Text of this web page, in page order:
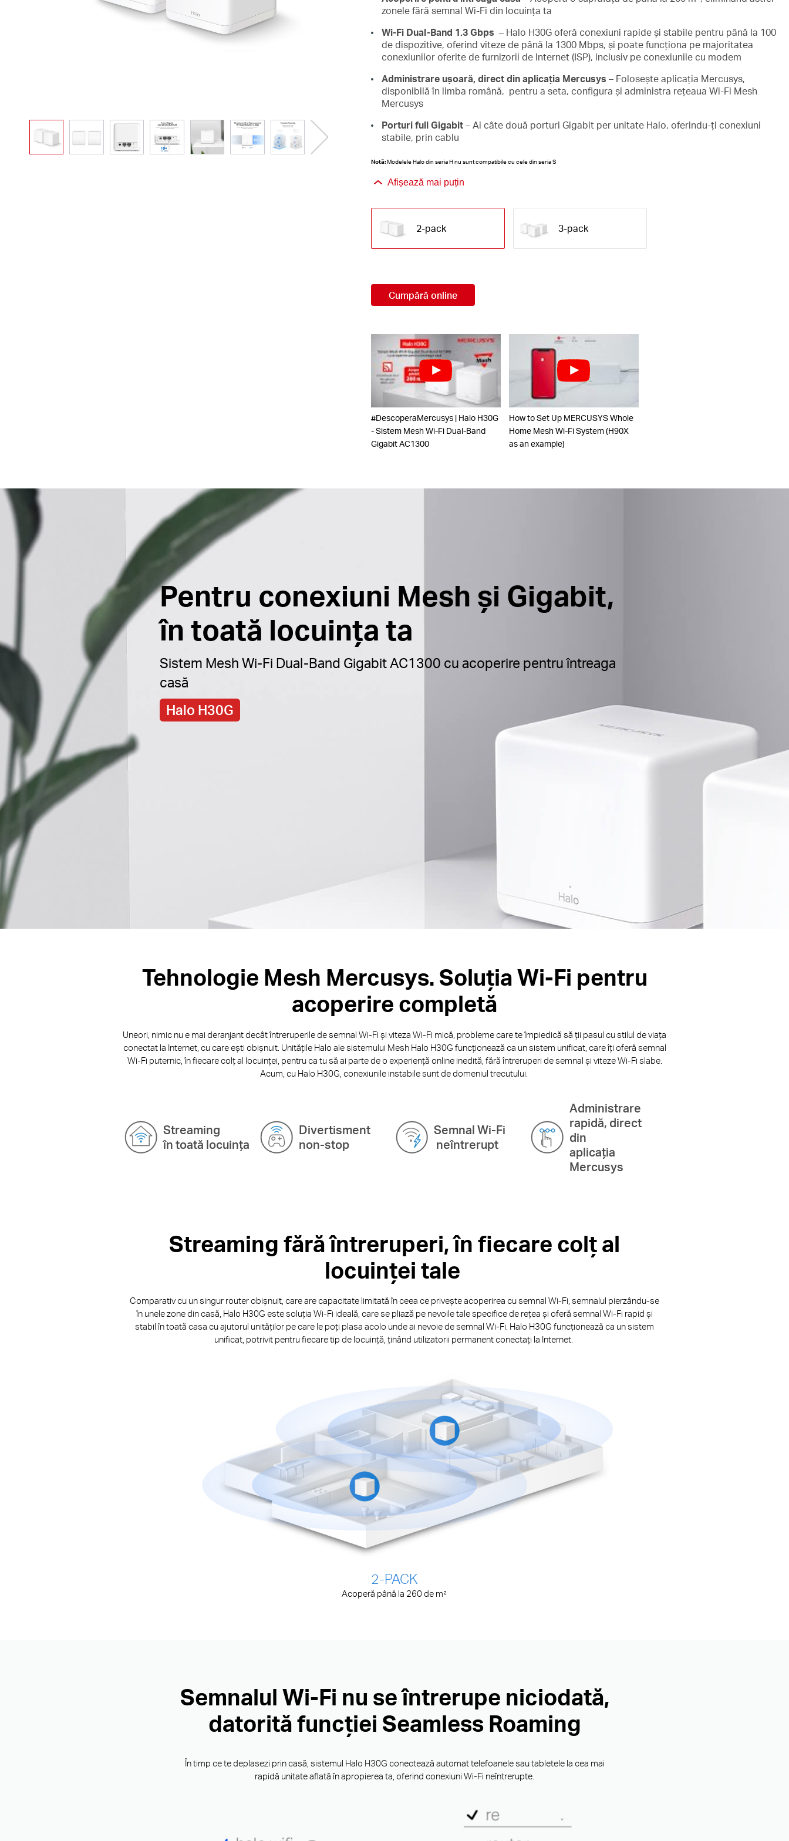
zonele fără semnal Wi-Fi din locuința ta
Wi-Fi Dual-Band 1.3 Gbps – Halo H30G oferă conexiuni rapide și stabile pentru până la 100
de dispozitive, oferind viteze de până la 1300 Mbps, și poate funcționa pe majoritatea
conexiunilor oferite de furnizorii de Internet (ISP), inclusiv pe conexiunile cu modem
Administrare ușoară, direct din aplicația Mercusys – Folosește aplicația Mercusys,
disponibilă în limba română, pentru a seta, configura și administra rețeaua Wi-Fi Mesh
Mercusys
Porturi full Gigabit– Ai câte două porturi Gigabit per unitate Halo, oferindu-ți conexiuni
stabile, prin cablu
Notă:Modelele Halo din seria H nu sunt compatibile cu cele din seria S
Afișează mai puțin
2-pack 3-pack
Cumpără online
#DescoperaMercusys | Halo H30G
- Sistem Mesh Wi-Fi Dual-Band
Gigabit AC1300
How to Set Up MERCUSYS Whole
Home Mesh Wi-Fi System (H90X
as an example)
Pentru conexiuni Mesh și Gigabit,
în toată locuința ta
Sistem Mesh Wi-Fi Dual-Band Gigabit AC1300 cu acoperire pentru întreaga
casă
Halo H30G
Tehnologie Mesh Mercusys. Soluția Wi-Fi pentru
acoperire completă
Uneori, nimic nu e mai deranjant decât întreruperile de semnal Wi-Fi și viteza Wi-Fi mică, probleme care te împiedică să ții pasul cu stilul de viața
conectat la Internet, cu care ești obișnuit. Unitățile Halo ale sistemului Mesh Halo H30G funcționează ca un sistem unificat, care îți oferă semnal
Wi-Fi puternic, în fiecare colț al locuinței, pentru ca tu să ai parte de o experiență online inedită, fără întreruperi de semnal și viteze Wi-Fi slabe.
Acum, cu Halo H30G, conexiunile instabile sunt de domeniul trecutului.
Streaming
în toată locuința
Divertisment
non-stop
Semnal Wi-Fi
neîntrerupt
Administrare
rapidă, direct
din
aplicația
Mercusys
Streaming fără întreruperi, în fiecare colț al
locuinței tale
Comparativ cu un singur router obișnuit, care are capacitate limitată în ceea ce privește acoperirea cu semnal Wi-Fi, semnalul pierzându-se
în unele zone din casă, Halo H30G este soluția Wi-Fi ideală, care se pliază pe nevoile tale specifice de rețea și oferă semnal Wi-Fi rapid și
stabil în toată casa cu ajutorul unităților pe care le poți plasa acolo unde ai nevoie de semnal Wi-Fi. Halo H30G funcționează ca un sistem
unificat, potrivit pentru fiecare tip de locuință, ținând utilizatorii permanent conectați la Internet.
2-PACK
Acoperă până la 260 de m²
Semnalul Wi-Fi nu se întrerupe niciodată,
datorită funcției Seamless Roaming
În timp ce te deplasezi prin casă, sistemul Halo H30G conectează automat telefoanele sau tabletele la cea mai
rapidă unitate aflată în apropierea ta, oferind conexiuni Wi-Fi neîntrerupte.